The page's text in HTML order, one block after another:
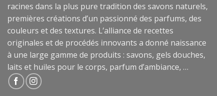
racines dans la plus pure tradition des savons naturels,
premières créations d’un passionné des parfums, des
couleurs et des textures. L’alliance de recettes
originales et de procédés innovants a donné naissance
à une large gamme de produits : savons, gels douches,
laits et huiles pour le corps, parfum d’ambiance, …